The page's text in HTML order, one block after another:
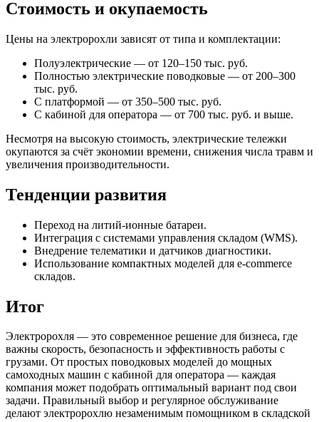
Стоимость и окупаемость
Цены на электророхли зависят от типа и комплектации:
Полуэлектрические — от 120–150 тыс. руб.
Полностью электрические поводковые — от 200–300
тыс. руб.
С платформой — от 350–500 тыс. руб.
С кабиной для оператора — от 700 тыс. руб. и выше.
Несмотря на высокую стоимость, электрические тележки
окупаются за счёт экономии времени, снижения числа травм и
увеличения производительности.
Тенденции развития
Переход на литий-ионные батареи.
Интеграция с системами управления складом (WMS).
Внедрение телематики и датчиков диагностики.
Использование компактных моделей для e-commerce
складов.
Итог
Электророхля — это современное решение для бизнеса, где
важны скорость, безопасность и эффективность работы с
грузами. От простых поводковых моделей до мощных
самоходных машин с кабиной для оператора — каждая
компания может подобрать оптимальный вариант под свои
задачи. Правильный выбор и регулярное обслуживание
делают электророхлю незаменимым помощником в складской